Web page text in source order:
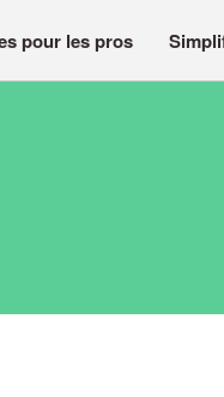
pour les pros